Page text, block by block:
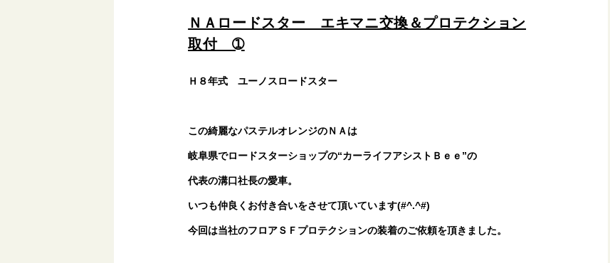
ＮＡロードスター エキマニ交換＆プロテクション
取付 ➀
Ｈ８年式 ユーノスロードスター
この綺麗なパステルオレンジのＮＡは
岐阜県でロードスターショップの“カーライフアシストＢｅｅ”の
代表の溝口社長の愛車。
いつも仲良くお付き合いをさせて頂いています(#^.^#)
今回は当社のフロアＳＦプロテクションの装着のご依頼を頂きました。